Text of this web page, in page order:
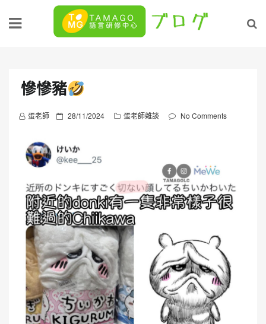
慘慘豬
蛋老師
P
s
t
d
o
n
28/11/2024 蛋老師雜談 No Comments